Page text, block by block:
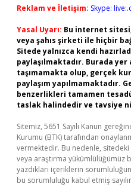
Reklam ve İletişim: Skype:
Yasal Uyarı: Bu internet
veya şahıs şirketi ile hiçbir
Sitede yalnızca kendi
paylaşılmaktadır. Burada
taşımamakta olup, gerçek
paylaşım yapılmamaktadır.
benzerlikleri tamamen
taslak halindedir ve tavsiye
Sitemiz, 5651 Sayılı Kanun
Kurumu (BTK) tarafından
vermektedir. Bu nedenle,
veya araştırma yükümlülüğümüz
yazdıkları içeriklerin
bu sorumluluğu kabul etmiş